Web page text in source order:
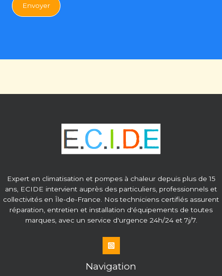
Expert en climatisation et pompes à chaleur depuis plus de 15
ans, ECIDE intervient auprès des particuliers, professionnels et
collectivités en Île-de-France. Nos techniciens certifiés assurent
réparation, entretien et installation d'équipements de toutes
marques, avec un service d'urgence 24h/24 et 7j/7.
Navigation